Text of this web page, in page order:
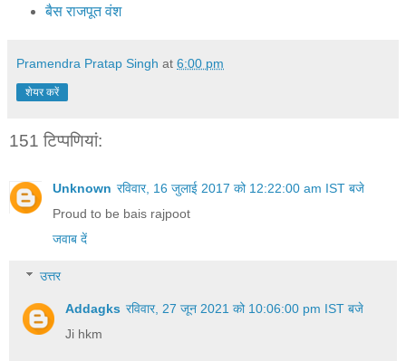
बैस राजपूत वंश
Pramendra Pratap Singh at 6:00 pm
शेयर करें
151 टिप्‍पणियां:
Unknown रविवार, 16 जुलाई 2017 को 12:22:00 am IST बजे
Proud to be bais rajpoot
जवाब दें
उत्तर
Addagks रविवार, 27 जून 2021 को 10:06:00 pm IST बजे
Ji hkm